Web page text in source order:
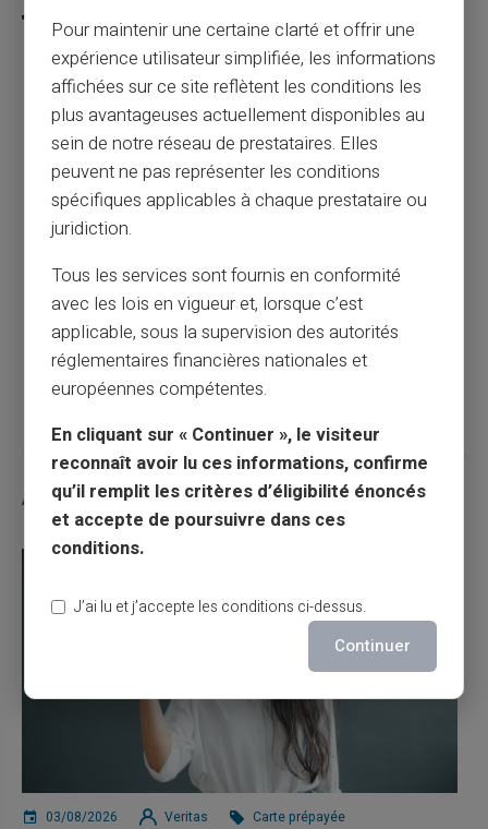
Comment bloquer un prélèvement : tout ce
qu'il faut savoir
Article précédent
Ouvrir un compte en ligne sans dépôt et
sans justificatif
Articles similaires
03/08/2026 Veritas Carte prépayée
Pour maintenir une certaine clarté et offrir une
expérience utilisateur simplifiée, les informations
affichées sur ce site reflètent les conditions les
plus avantageuses actuellement disponibles au
sein de notre réseau de prestataires. Elles
peuvent ne pas représenter les conditions
spécifiques applicables à chaque prestataire ou
juridiction.
Tous les services sont fournis en conformité
avec les lois en vigueur et, lorsque c’est
applicable, sous la supervision des autorités
réglementaires financières nationales et
européennes compétentes.
En cliquant sur « Continuer », le visiteur
reconnaît avoir lu ces informations, confirme
qu’il remplit les critères d’éligibilité énoncés
et accepte de poursuivre dans ces
conditions.
J’ai lu et j’accepte les conditions ci-dessus.
Continuer